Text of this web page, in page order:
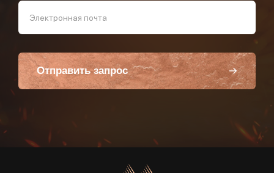
Электронная почта
Отправить запрос
Пользуясь данной формой вы соглашаетесь с политикой компании